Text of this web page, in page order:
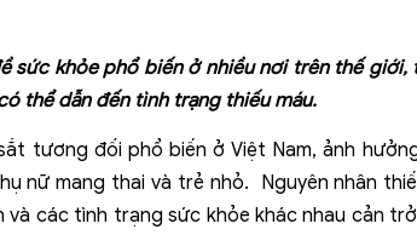
sức khỏe phổ biến ở nhiều nơi trên thế
thể dẫn đến tình trạng thiếu máu.
tương đối phổ biến ở Việt Nam, ảnh
nữ mang thai và trẻ nhỏ. Nguyên nhân
và các tình trạng sức khỏe khác nhau cản